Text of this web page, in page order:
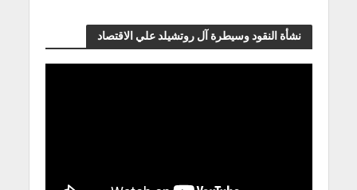
نشأة النقود وسيطرة آل روتشيلد علي الاقتصاد